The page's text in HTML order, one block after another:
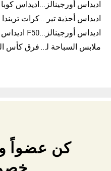
اديداس أورجينالز ملابس للنساء اديداس كوبا
اديداس أحذية تيريكس
اديداس أورجينالز صنادل للنساءF50 اديداس
ملابس السباحة للنساء
كن عضواً